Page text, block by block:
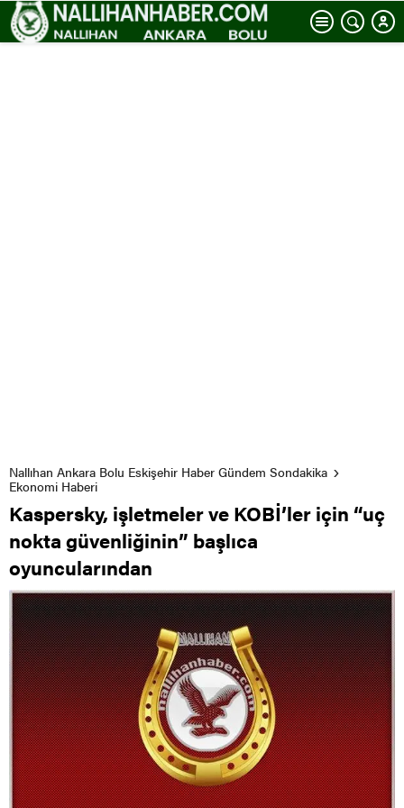
Nallıhan Ankara Bolu Eskişehir Haber Gündem Sondakika
Ekonomi Haberi
Kaspersky, işletmeler ve KOBİ’ler için “uç
nokta güvenliğinin” başlıca
oyuncularından